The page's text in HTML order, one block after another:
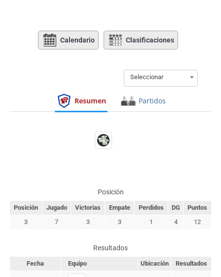
Calendario Clasificaciones
Seleccionar
Resumen Partidos
Posición
Posición Jugado Victorias Empate Perdidos DG
Puntos
3
7 3 3 1 4 12
Resultados
Fecha Equipo Ubicación Resultados